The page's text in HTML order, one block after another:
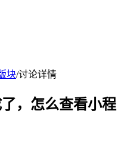
块/讨论详情
，怎么查看小程